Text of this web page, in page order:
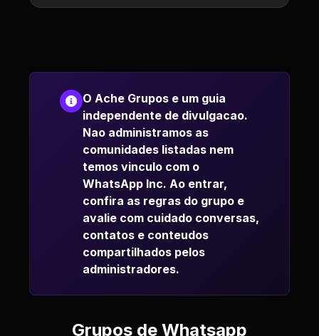
O Ache Grupos e um guia
independente de divulgacao.
Nao administramos as
comunidades listadas nem
temos vinculo com o
WhatsApp Inc. Ao entrar,
confira as regras do grupo e
avalie com cuidado conversas,
contatos e conteudos
compartilhados pelos
administradores.
Grupos de Whatsapp